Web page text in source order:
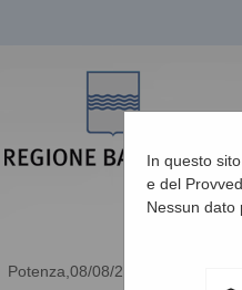
08/08/2026 23:54
In questo
e del
Nessun dato